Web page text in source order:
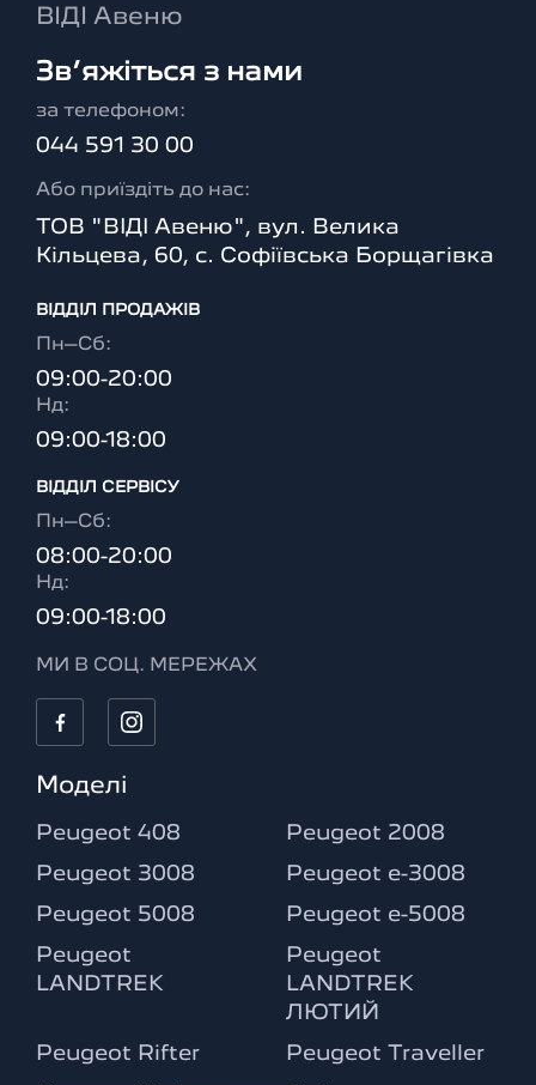
ВІДІ Авеню
Зв’яжіться з нами
за телефоном:
044 591 30 00
Або приїздіть до нас:
ТОВ "ВІДІ Авеню", вул. Велика
Кільцева, 60, с. Софіївська Борщагівка
ВІДДІЛ ПРОДАЖІВ
Пн–Сб:
09:00-20:00
Нд:
09:00-18:00
ВІДДІЛ CЕРВІСУ
Пн–Сб:
08:00-20:00
Нд:
09:00-18:00
МИ В СОЦ. МЕРЕЖАХ
Моделі
Peugeot 408 Peugeot 2008
Peugeot 3008 Peugeot e-3008
Peugeot 5008 Peugeot e-5008
Peugeot
LANDTREK
Peugeot
LANDTREK
ЛЮТИЙ
Peugeot Rifter Peugeot Traveller